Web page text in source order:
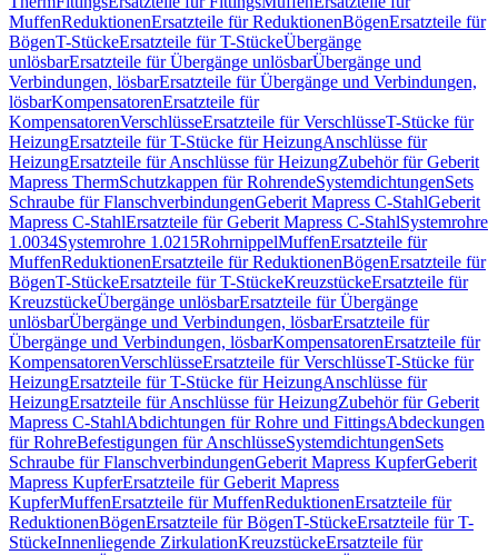
MuffenReduktionenErsatzteile für ReduktionenBögenErsatzteile für
BögenT-StückeErsatzteile für T-StückeÜbergänge
unlösbarErsatzteile für Übergänge unlösbarÜbergänge und
Verbindungen, lösbarErsatzteile für Übergänge und Verbindungen,
lösbarKompensatorenErsatzteile für
KompensatorenVerschlüsseErsatzteile für VerschlüsseT-Stücke für
HeizungErsatzteile für T-Stücke für HeizungAnschlüsse für
HeizungErsatzteile für Anschlüsse für HeizungZubehör für Geberit
Mapress ThermSchutzkappen für RohrendeSystemdichtungenSets
Schraube für FlanschverbindungenGeberit Mapress C-StahlGeberit
Mapress C-StahlErsatzteile für Geberit Mapress C-StahlSystemrohre
1.0034Systemrohre 1.0215RohrnippelMuffenErsatzteile für
MuffenReduktionenErsatzteile für ReduktionenBögenErsatzteile für
BögenT-StückeErsatzteile für T-StückeKreuzstückeErsatzteile für
KreuzstückeÜbergänge unlösbarErsatzteile für Übergänge
unlösbarÜbergänge und Verbindungen, lösbarErsatzteile für
Übergänge und Verbindungen, lösbarKompensatorenErsatzteile für
KompensatorenVerschlüsseErsatzteile für VerschlüsseT-Stücke für
HeizungErsatzteile für T-Stücke für HeizungAnschlüsse für
HeizungErsatzteile für Anschlüsse für HeizungZubehör für Geberit
Mapress C-StahlAbdichtungen für Rohre und FittingsAbdeckungen
für RohreBefestigungen für AnschlüsseSystemdichtungenSets
Schraube für FlanschverbindungenGeberit Mapress KupferGeberit
Mapress KupferErsatzteile für Geberit Mapress
KupferMuffenErsatzteile für MuffenReduktionenErsatzteile für
ReduktionenBögenErsatzteile für BögenT-StückeErsatzteile für T-
StückeInnenliegende ZirkulationKreuzstückeErsatzteile für